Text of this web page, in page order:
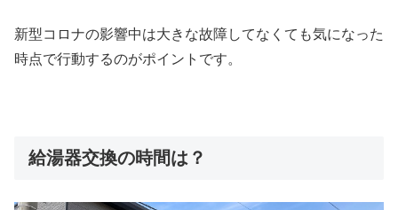
新型コロナの影響中は大きな故障してなくても気になった
時点で行動するのがポイントです。
給湯器交換の時間は？